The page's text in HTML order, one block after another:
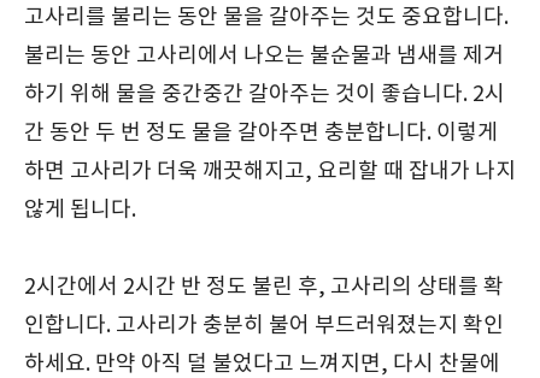
고사리를 불리는 동안 물을 갈아주는 것도 중요합니다.
불리는 동안 고사리에서 나오는 불순물과 냄새를 제거
하기 위해 물을 중간중간 갈아주는 것이 좋습니다. 2시
간 동안 두 번 정도 물을 갈아주면 충분합니다. 이렇게
하면 고사리가 더욱 깨끗해지고, 요리할 때 잡내가 나지
않게 됩니다.
2시간에서 2시간 반 정도 불린 후, 고사리의 상태를 확
인합니다. 고사리가 충분히 불어 부드러워졌는지 확인
하세요. 만약 아직 덜 불었다고 느껴지면, 다시 찬물에